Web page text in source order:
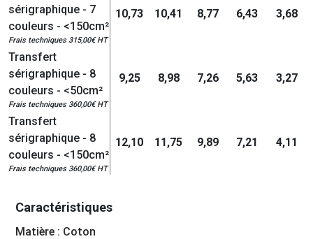
sérigraphique - 7
couleurs - <150cm²
Frais techniques 315,00€ HT
10,73 10,41 8,77 6,43 3,68
Transfert
sérigraphique - 8
couleurs - <50cm²
Frais techniques 360,00€ HT
9,25 8,98 7,26 5,63 3,27
Transfert
sérigraphique - 8
couleurs - <150cm²
Frais techniques 360,00€ HT
12,10 11,75 9,89 7,21 4,11
Caractéristiques
Matière : Coton